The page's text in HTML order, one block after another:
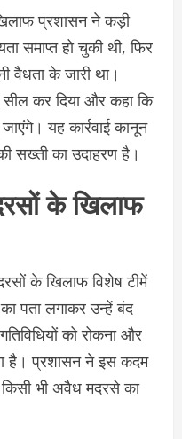
प्रशासन ने कड़ी
समाप्त हो चुकी थी, फिर
वैधता के जारी था।
कर दिया और कहा कि
यह कार्रवाई कानून
सख्ती का उदाहरण है।
के खिलाफ
के खिलाफ विशेष टीमें
पता लगाकर उन्हें बंद
को रोकना और
है। प्रशासन ने इस कदम
भी अवैध मदरसे का